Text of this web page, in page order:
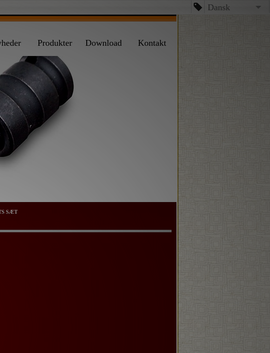
Dansk
Produkter Download Kontakt
SÆT